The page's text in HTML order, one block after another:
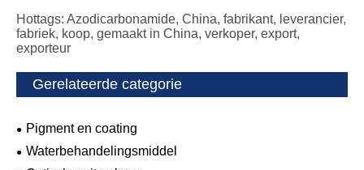
Hottags: Azodicarbonamide, China, fabrikant, leverancier,
fabriek, koop, gemaakt in China, verkoper, export,
exporteur
Gerelateerde categorie
Pigment en coating
Waterbehandelingsmiddel